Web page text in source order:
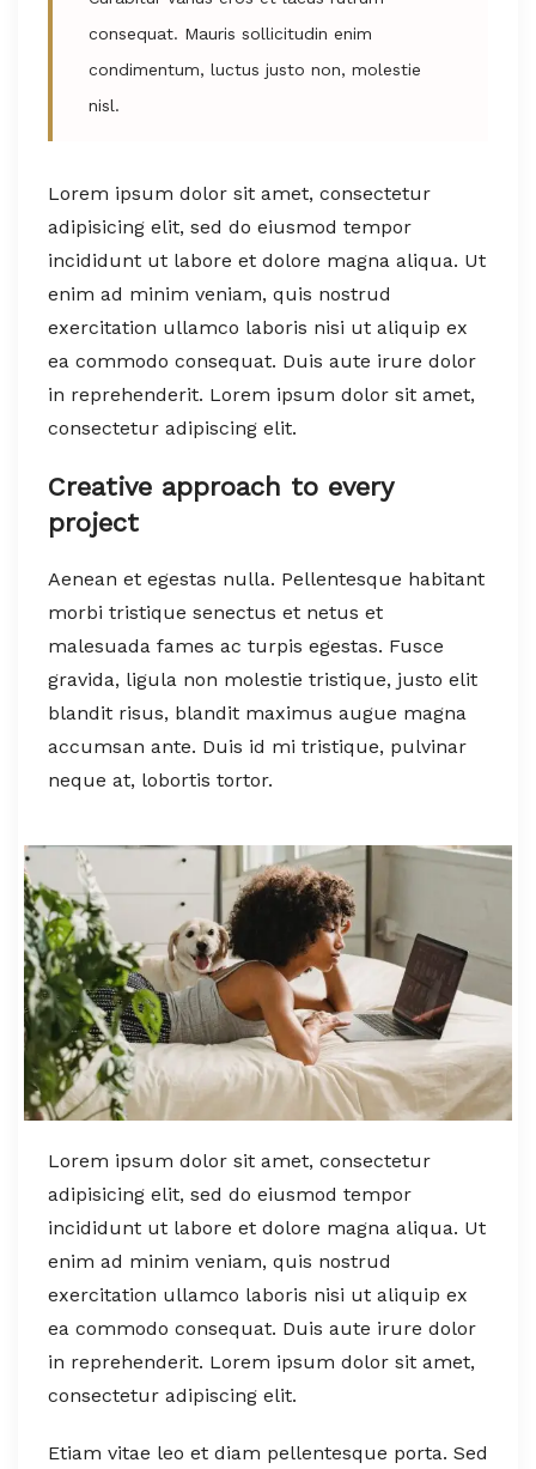
consequat. Mauris sollicitudin enim
condimentum, luctus justo non, molestie
nisl.
Lorem ipsum dolor sit amet, consectetur
adipisicing elit, sed do eiusmod tempor
incididunt ut labore et dolore magna aliqua. Ut
enim ad minim veniam, quis nostrud
exercitation ullamco laboris nisi ut aliquip ex
ea commodo consequat. Duis aute irure dolor
in reprehenderit. Lorem ipsum dolor sit amet,
consectetur adipiscing elit.
Creative approach to every
project
Aenean et egestas nulla. Pellentesque habitant
morbi tristique senectus et netus et
malesuada fames ac turpis egestas. Fusce
gravida, ligula non molestie tristique, justo elit
blandit risus, blandit maximus augue magna
accumsan ante. Duis id mi tristique, pulvinar
neque at, lobortis tortor.
Lorem ipsum dolor sit amet, consectetur
adipisicing elit, sed do eiusmod tempor
incididunt ut labore et dolore magna aliqua. Ut
enim ad minim veniam, quis nostrud
exercitation ullamco laboris nisi ut aliquip ex
ea commodo consequat. Duis aute irure dolor
in reprehenderit. Lorem ipsum dolor sit amet,
consectetur adipiscing elit.
Etiam vitae leo et diam pellentesque porta. Sed